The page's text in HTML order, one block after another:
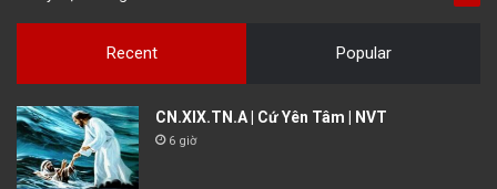
Recent Popular
CN.XIX.TN.A | Cứ Yên Tâm | NVT
6 giờ